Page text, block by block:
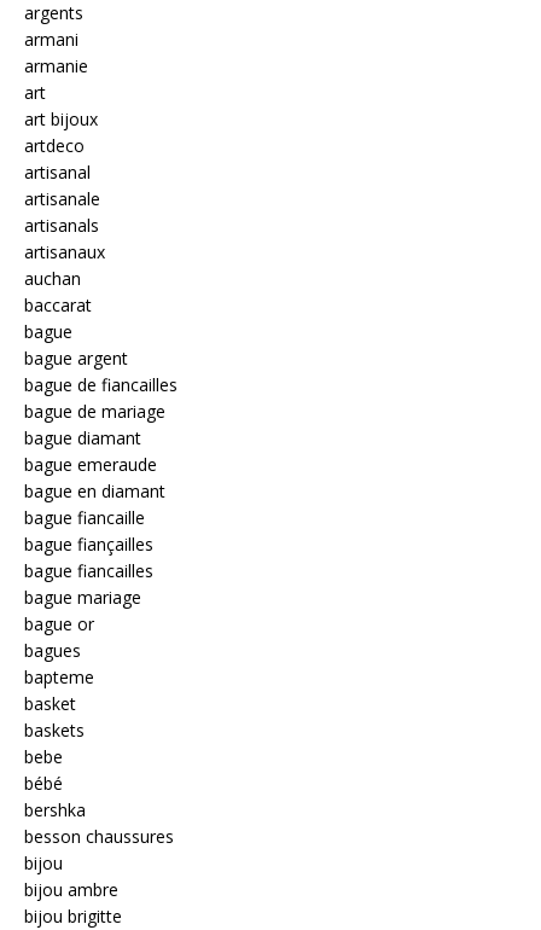
argents
armani
armanie
art
art bijoux
artdeco
artisanal
artisanale
artisanals
artisanaux
auchan
baccarat
bague
bague argent
bague de fiancailles
bague de mariage
bague diamant
bague emeraude
bague en diamant
bague fiancaille
bague fiançailles
bague fiancailles
bague mariage
bague or
bagues
bapteme
basket
baskets
bebe
bébé
bershka
besson chaussures
bijou
bijou ambre
bijou brigitte